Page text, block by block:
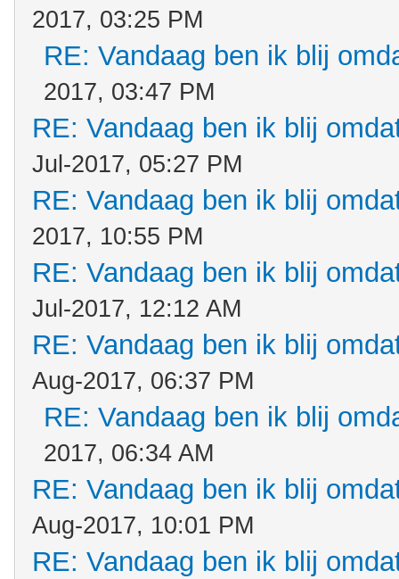
2017, 03:25 PM
RE: Vandaag ben ik blij
2017, 03:47 PM
RE: Vandaag ben ik blij
Jul-2017, 05:27 PM
RE: Vandaag ben ik blij
2017, 10:55 PM
RE: Vandaag ben ik blij
Jul-2017, 12:12 AM
RE: Vandaag ben ik blij
Aug-2017, 06:37 PM
RE: Vandaag ben ik blij
2017, 06:34 AM
RE: Vandaag ben ik blij
Aug-2017, 10:01 PM
RE: Vandaag ben ik blij